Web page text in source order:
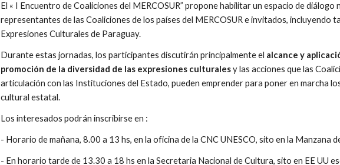
El « I Encuentro de Coaliciones del MERCOSUR” propone habilitar un espacio de
representantes de las Coaliciones de los países del MERCOSUR e invitados,
Expresiones Culturales de Paraguay.
Durante estas jornadas, los participantes discutirán principalmente el alcance y
promoción de la diversidad de las expresiones culturales y las acciones que las
articulación con las Instituciones del Estado, pueden emprender para poner en marcha
cultural estatal.
Los interesados podrán inscribirse en :
- Horario de mañana, 8.00 a 13 hs, en la oficina de la CNC UNESCO, sito en la Manzana
- En horario tarde de 13.30 a 18 hs en la Secretaria Nacional de Cultura, sito en EE UU